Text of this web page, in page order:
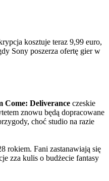
kosztuje teraz 9,99 euro,
Sony poszerza ofertę gier w
Come: Deliverance czeskie
znowu będą dopracowane
choć studio na razie
rokiem. Fani zastanawiają się
zza kulis o budżecie fantasy